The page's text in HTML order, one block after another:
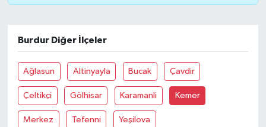
Burdur Diğer İlçeler
Ağlasun Altinyayla Bucak Çavdir
Çeltikçi Gölhisar Karamanli Kemer
Merkez Tefenni Yeşilova